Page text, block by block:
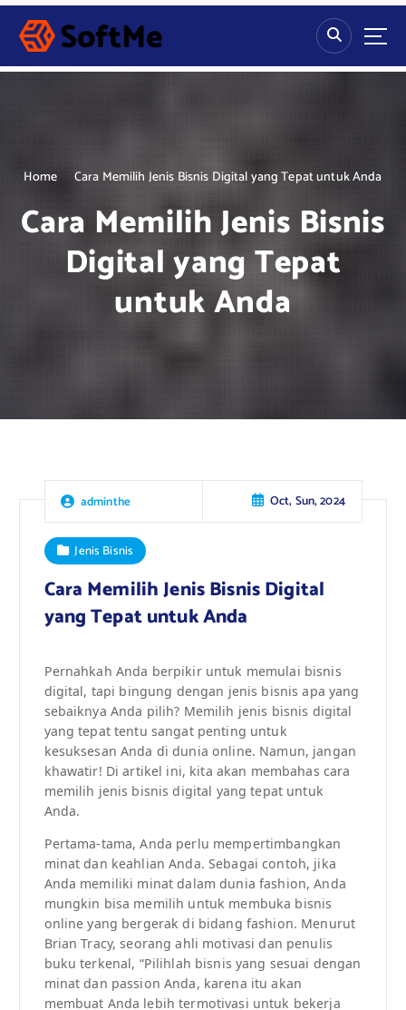
S
p
Home Cara Memilih Jenis Bisnis Digital yang Tepat untuk Anda
Cara Memilih Jenis Bisnis
Digital yang Tepat
untuk Anda
adminthe Oct, Sun, 2024
Jenis Bisnis
Cara Memilih Jenis Bisnis Digital
yang Tepat untuk Anda
Pernahkah Anda berpikir untuk memulai bisnis
digital, tapi bingung dengan jenis bisnis apa yang
sebaiknya Anda pilih? Memilih jenis bisnis digital
yang tepat tentu sangat penting untuk
kesuksesan Anda di dunia online. Namun, jangan
khawatir! Di artikel ini, kita akan membahas cara
memilih jenis bisnis digital yang tepat untuk
Anda.
Pertama-tama, Anda perlu mempertimbangkan
minat dan keahlian Anda. Sebagai contoh, jika
Anda memiliki minat dalam dunia fashion, Anda
mungkin bisa memilih untuk membuka bisnis
online yang bergerak di bidang fashion. Menurut
Brian Tracy, seorang ahli motivasi dan penulis
buku terkenal, “Pilihlah bisnis yang sesuai dengan
minat dan passion Anda, karena itu akan
membuat Anda lebih termotivasi untuk bekerja